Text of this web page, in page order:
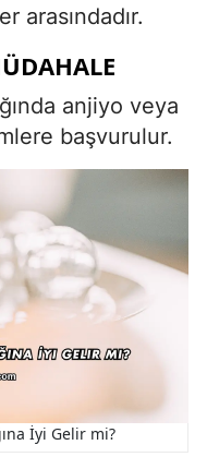
arasındadır.
anjiyo veya
başvurulur.
İyi Gelir mi?